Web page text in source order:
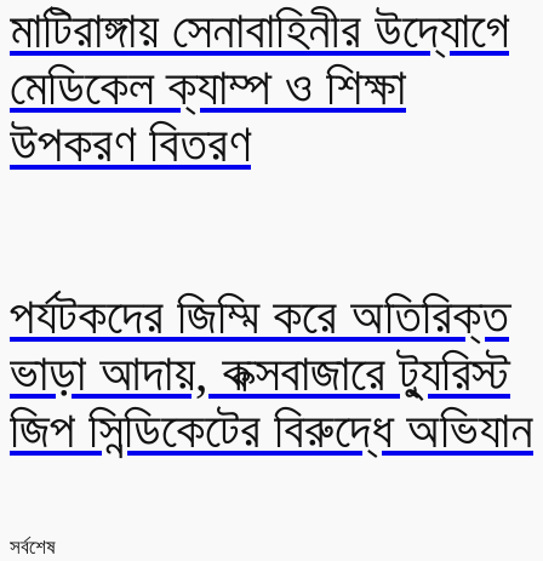
মাটিরাঙ্গায় সেনাবাহিনীর উদ্যোগে
মেডিকেল ক্যাম্প ও শিক্ষা
উপকরণ বিতরণ
পর্যটকদের জিম্মি করে অতিরিক্ত
ভাড়া আদায়, কক্সবাজারে ট্যুরিস্ট
জিপ সিন্ডিকেটের বিরুদ্ধে অভিযান
সর্বশেষ